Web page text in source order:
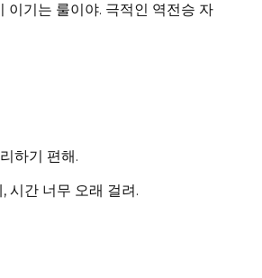
이기는 룰이야. 극적인 역전승 자
하기 편해.
시간 너무 오래 걸려.